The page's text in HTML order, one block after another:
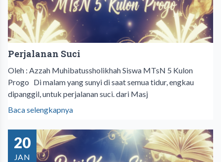
Perjalanan Suci
Oleh : Azzah Muhibatussholikhah Siswa MTsN 5 Kulon
Progo Di malam yang sunyi di saat semua tidur, engkau
dipanggil, untuk perjalanan suci. dari Masj
Baca selengkapnya
20
JAN